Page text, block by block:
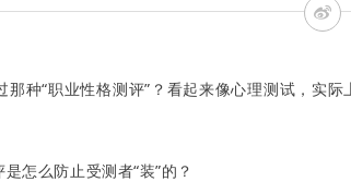
种“职业性格测评”？看起来像心理测试，实
怎么防止受测者“装”的？